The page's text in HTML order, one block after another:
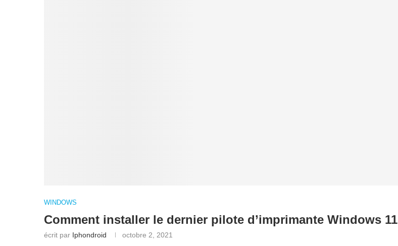
WINDOWS
Comment installer le dernier pilote d’imprimante Windows 11
écrit par Iphondroid octobre 2, 2021